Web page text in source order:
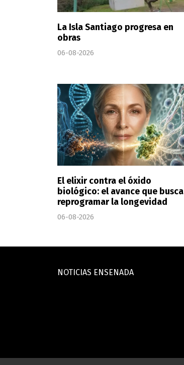
La Isla Santiago progresa en
obras
06-08-2026
El elixir contra el óxido
biológico: el avance que busca
reprogramar la longevidad
06-08-2026
NOTICIAS ENSENADA